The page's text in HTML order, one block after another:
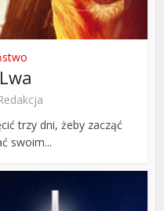
trzy dni, żeby zacząć
swoim...